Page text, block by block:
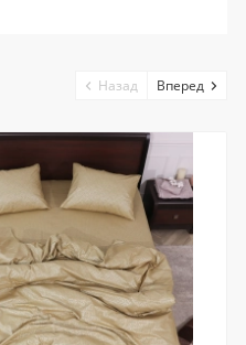
Назад Вперед